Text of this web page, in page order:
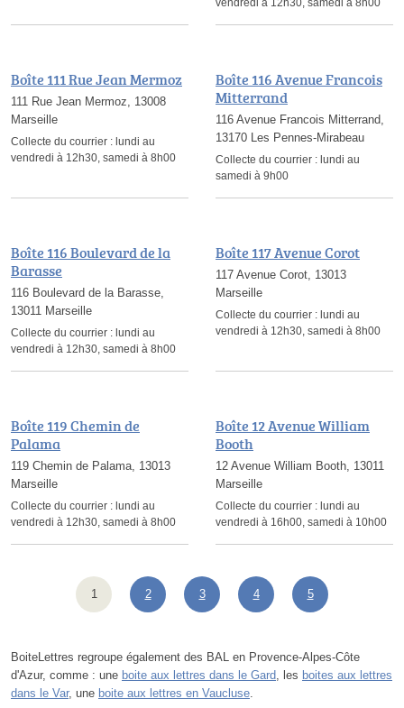
vendredi à 12h30, samedi à 8h00
Boîte 111 Rue Jean Mermoz
111 Rue Jean Mermoz, 13008
Marseille
Collecte du courrier : lundi au
vendredi à 12h30, samedi à 8h00
Boîte 116 Avenue Francois
Mitterrand
116 Avenue Francois Mitterrand,
13170 Les Pennes-Mirabeau
Collecte du courrier : lundi au
samedi à 9h00
Boîte 116 Boulevard de la
Barasse
116 Boulevard de la Barasse,
13011 Marseille
Collecte du courrier : lundi au
vendredi à 12h30, samedi à 8h00
Boîte 117 Avenue Corot
117 Avenue Corot, 13013
Marseille
Collecte du courrier : lundi au
vendredi à 12h30, samedi à 8h00
Boîte 119 Chemin de
Palama
119 Chemin de Palama, 13013
Marseille
Collecte du courrier : lundi au
vendredi à 12h30, samedi à 8h00
Boîte 12 Avenue William
Booth
12 Avenue William Booth, 13011
Marseille
Collecte du courrier : lundi au
vendredi à 16h00, samedi à 10h00
1 2 3 4 5
BoiteLettres regroupe également des BAL en Provence-Alpes-Côte
d'Azur, comme : une boite aux lettres dans le Gard, les boites aux lettres
dans le Var, une boite aux lettres en Vaucluse.